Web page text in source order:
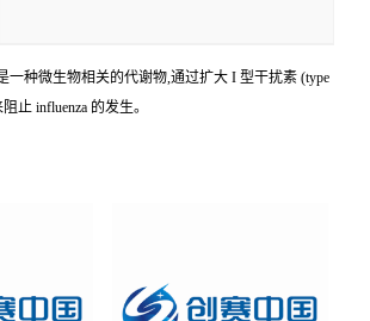
一种微生物相关的代谢物,通过扩大 I 型干扰素 (type
止 influenza 的发生。